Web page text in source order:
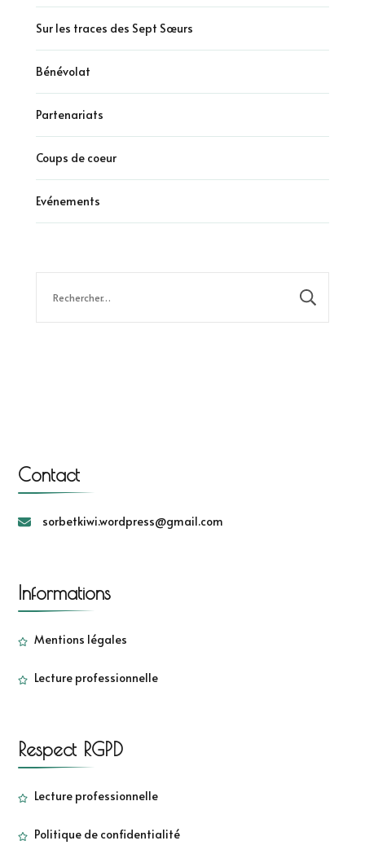
Sur les traces des Sept Sœurs
Bénévolat
Partenariats
Coups de coeur
Evénements
Contact
sorbetkiwi.wordpress@gmail.com
Informations
Mentions légales
Lecture professionnelle
Respect RGPD
Lecture professionnelle
Politique de confidentialité